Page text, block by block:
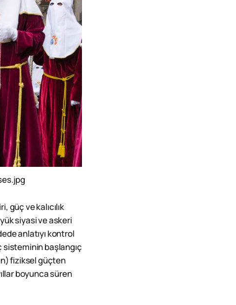
güç ve kalıcılık
siyasi ve askeri
anlatıyı kontrol
sisteminin başlangıç
fiziksel güçten
boyunca süren